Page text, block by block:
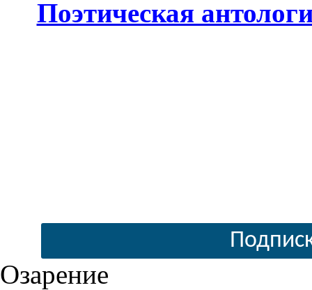
Поэтическая
Озарение